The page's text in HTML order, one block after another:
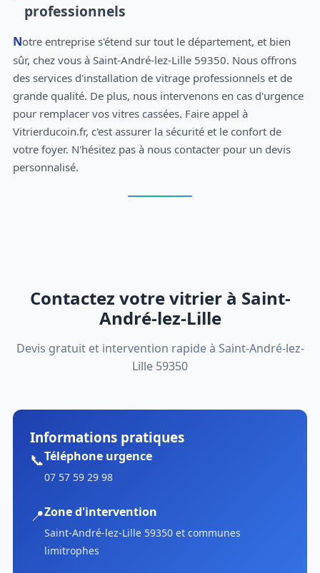
professionnels
Notre entreprise s'étend sur tout le département, et bien
sûr, chez vous à Saint-André-lez-Lille 59350. Nous offrons
des services d'installation de vitrage professionnels et de
grande qualité. De plus, nous intervenons en cas d'urgence
pour remplacer vos vitres cassées. Faire appel à
Vitrierducoin.fr, c'est assurer la sécurité et le confort de
votre foyer. N'hésitez pas à nous contacter pour un devis
personnalisé.
Contactez votre vitrier à Saint-
André-lez-Lille
Devis gratuit et intervention rapide à Saint-André-lez-
Lille 59350
Informations pratiques
📞Téléphone urgence
07 57 59 29 98
📍Zone d'intervention
Saint-André-lez-Lille 59350 et communes
limitrophes